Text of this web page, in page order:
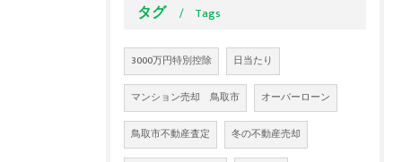
タグ Tags
3000万円特別控除 日当たり
マンション売却 鳥取市 オーバーローン
鳥取市不動産査定 冬の不動産売却